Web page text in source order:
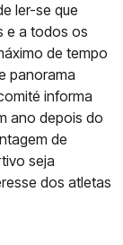
ler-se que
e a todos os
de tempo
panorama
informa
ano depois do
de
seja
dos atletas